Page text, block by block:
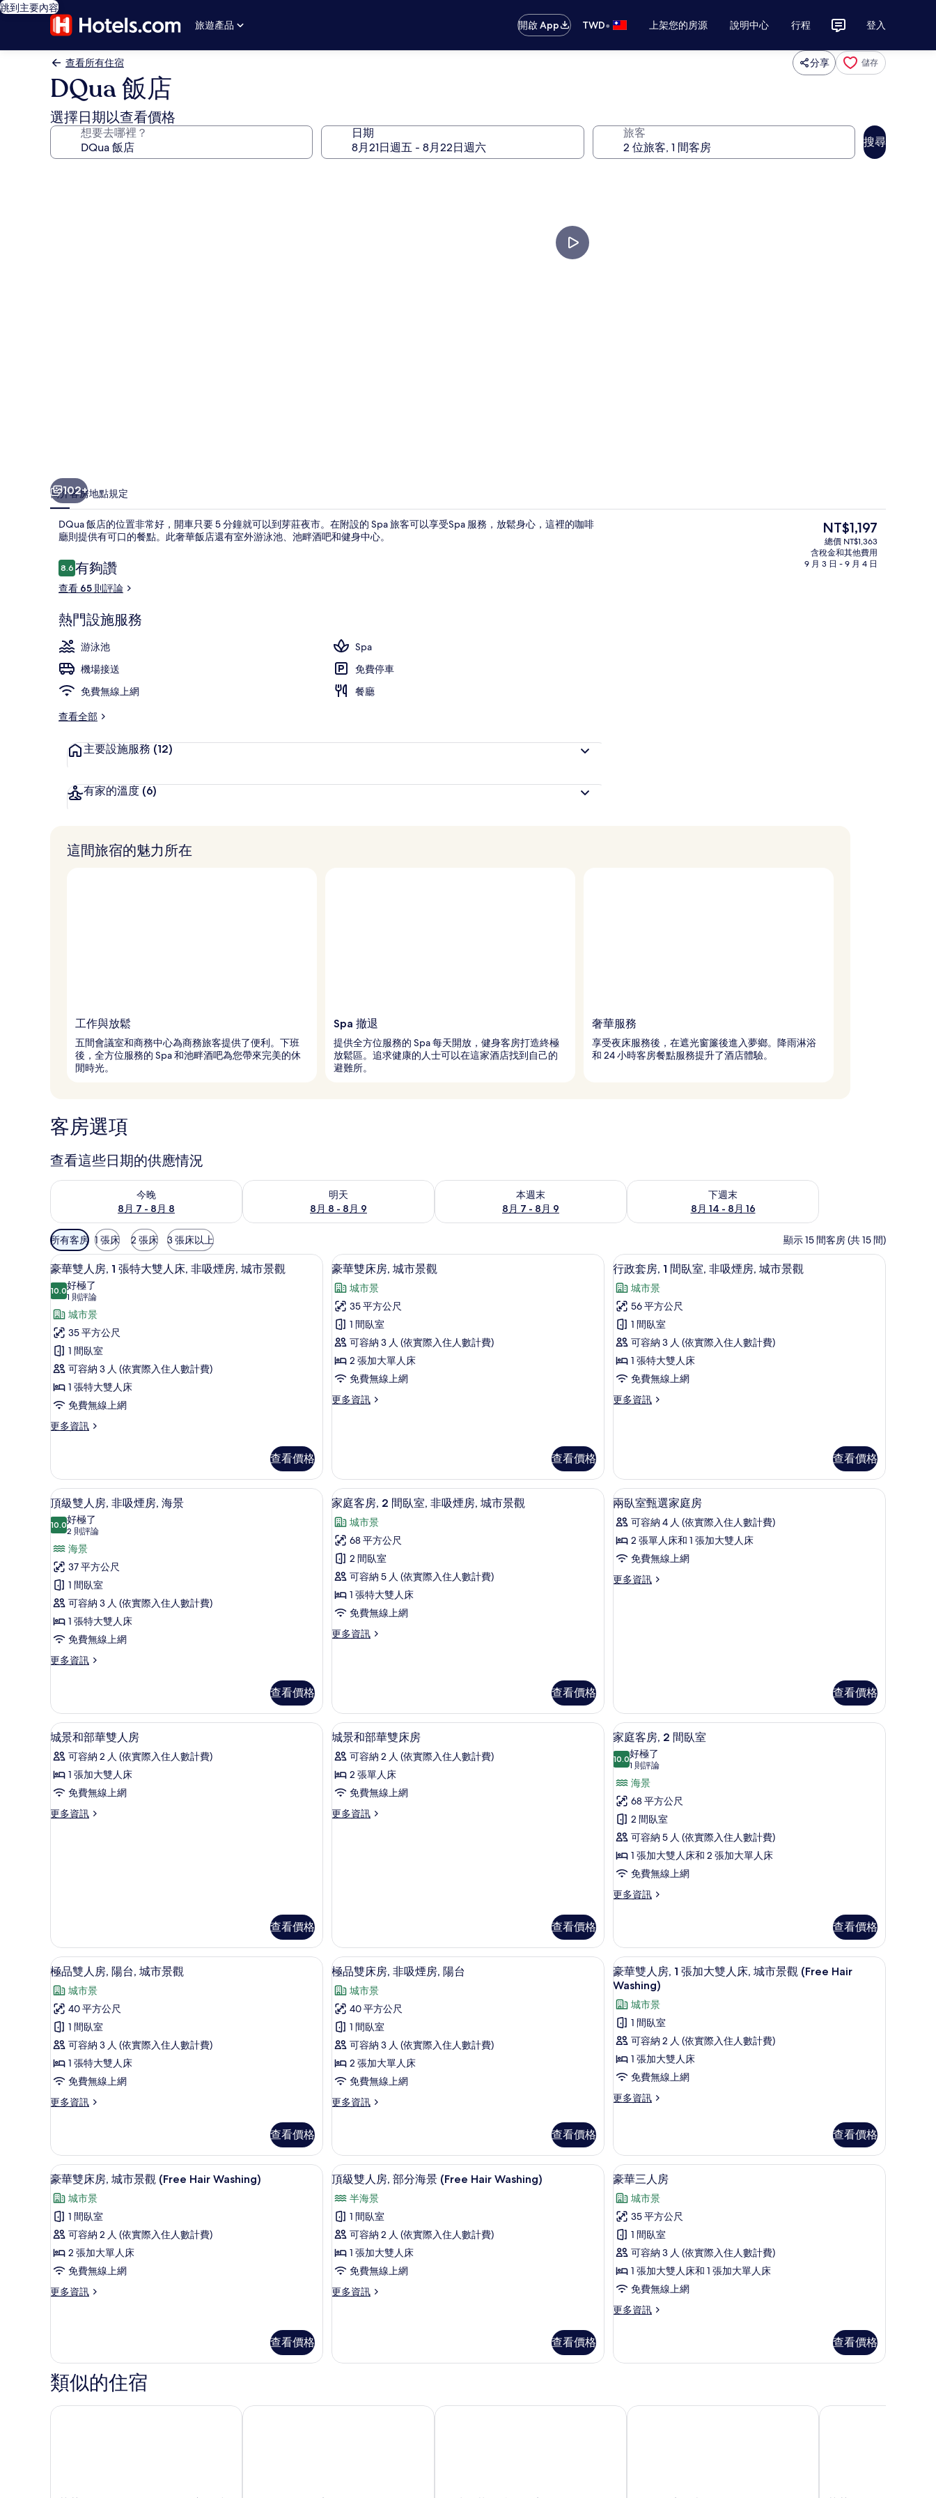
跳到主要內容
旅遊產品
開啟 App TWD• 上架您的房源 說明中心 行程 登入
查看所有住宿 分享 儲存
DQua 飯店
選擇日期以查看價格
想要去哪裡？ 日期 旅客
搜尋
室外游泳池，開放時間為 06:00 至 19:00，提供泳池遮陽傘和日光浴躺椅
吃到飽自助式早餐
102+
簡介客房地點規定
DQua 飯店的位置非常好，開車只要 5 分鐘就可以到芽莊夜市。在附設的 Spa 旅客可以享受Spa 服務，放鬆身心，這裡的咖啡
廳則提供有可口的餐點。此奢華飯店還有室外游泳池、池畔酒吧和健身中心。
評
論
8.68.6 分，滿分 10 分，
有夠讚
查看 65 則評論
熱門設施服務
游泳池
Spa
機場接送
免費停車
免費無線上網
餐廳
查看全部
主要設施服務 (12)
有家的溫度 (6)
目
前
的
價
NT$1,197
總價 NT$1,363
含稅金和其他費用
9 月 3 日 - 9 月 4 日
這間旅宿的魅力所在
工作與放鬆
五間會議室和商務中心為商務旅客提供了便利。下班
後，全方位服務的 Spa 和池畔酒吧為您帶來完美的休
閒時光。
Spa 撤退
提供全方位服務的 Spa 每天開放，健身客房打造終極
放鬆區。追求健康的人士可以在這家酒店找到自己的
避難所。
奢華服務
享受夜床服務後，在遮光窗簾後進入夢鄉。降雨淋浴
和 24 小時客房餐點服務提升了酒店體驗。
客房選項
查看這些日期的供應情況
今晚
8月 7 - 8月 8
查看今晚 (8月 7 - 8月 8) 的供應情況
明天
8月 8 - 8月 9
查看明天 (8月 8 - 8月 9) 的供應情況
本週末
8月 7 - 8月 9
查看本週末 (8月 7 - 8月 9) 的供應情況
下週末
8月 14 - 8月 16
查看下週末 (8月 14 - 8月 16) 的供應情況
可
用
的
客
房
篩
選
條
件
所有客房 1 張床 2 張床 3 張床以上 顯示 15 間客房 (共 15 間)
顯
示
豪
華
雙
人
房,
1
張
特
人
床,
非
吸
煙
房,
城
市
景
觀
的
相
片
迷你吧、客房內保險箱、書桌、筆電工作空間
12
豪華雙人房, 1 張特大雙人床, 非吸煙房, 城市景觀
10.010.0 分，滿分 10 分
好極了
1 則評論
(1
則
評
論)
城市景
35 平方公尺
1 間臥室
可容納 3 人 (依實際入住人數計費)
1 張特大雙人床
免費無線上網
更多資訊
更
雙
人
房,
張
大
雙
人
床,
非
煙
房,
市
詳
情
查看價格
顯
示
豪
華
雙
床
房,
市
所
有
相
片
迷你吧、客房內保險箱、書桌、筆電工作空間
10
豪華雙床房, 城市景觀
城市景
35 平方公尺
1 間臥室
可容納 3 人 (依實際入住人數計費)
2 張加大單人床
免費無線上網
更多資訊
更
房,
城
市
景
觀
的
詳
情
查看價格
顯
示
行
政
套
房,
1
間
臥
煙
房,
城
市
景
觀
的
行政套房, 1 間臥室, 非吸煙房, 城市景觀 | 迷
15
行政套房, 1 間臥室, 非吸煙房, 城市景觀
城市景
56 平方公尺
1 間臥室
可容納 3 人 (依實際入住人數計費)
1 張特大雙人床
免費無線上網
更多資訊
更
1
間
臥
室,
非
吸
房,
城
市
查看價格
顯
示
頂
級
雙
人
房,
非
吸
煙
景
的
所
有
相
22
頂級雙人房, 非吸煙房, 海景
10.010.0 分，滿分 10 分
好極了
2 則評論
(2
則
評
論)
海景
37 平方公尺
1 間臥室
可容納 3 人 (依實際入住人數計費)
1 張特大雙人床
免費無線上網
更多資訊
更
雙
人
房,
吸
煙
海
景
的
查看價格
顯
示
家
庭
客
房,
2
間
臥
煙
房,
城
市
景
觀
的
14
家庭客房, 2 間臥室, 非吸煙房, 城市景觀
城市景
68 平方公尺
2 間臥室
可容納 5 人 (依實際入住人數計費)
1 張特大雙人床
免費無線上網
更多資訊
更
2
間
臥
室,
非
吸
房,
城
市
查看價格
顯
示
兩
臥
甄
有
相
片
迷你吧、客房內保險箱、書桌、筆電工作空間
9
兩臥室甄選家庭房
可容納 4 人 (依實際入住人數計費)
2 張單人床和 1 張加大雙人床
免費無線上網
更多資訊
更
的
詳
情
查看價格
顯
示
城
景
部
有
相
片
迷你吧、客房內保險箱、書桌、筆電工作空間
13
城景和部華雙人房
可容納 2 人 (依實際入住人數計費)
1 張加大雙人床
免費無線上網
更多資訊
更
的
詳
情
查看價格
顯
示
城
景
部
有
相
片
迷你吧、客房內保險箱、書桌、筆電工作空間
18
城景和部華雙床房
可容納 2 人 (依實際入住人數計費)
2 張單人床
免費無線上網
更多資訊
更
的
詳
情
查看價格
顯
示
家
庭
客
房,
2
間
臥
室
有
相
片
迷你吧、客房內保險箱、書桌、筆電工作空間
9
家庭客房, 2 間臥室
10.010.0 分，滿分 10 分
好極了
1 則評論
(1
則
評
論)
海景
68 平方公尺
2 間臥室
可容納 5 人 (依實際入住人數計費)
1 張加大雙人床和 2 張加大單人床
免費無線上網
更多資訊
更
客
房,
2
間
室
的
詳
情
查看價格
顯
示
極
品
雙
人
房,
台,
市
景
觀
的
所
有
相
片
迷你吧、客房內保險箱、書桌、筆電工作空間
5
極品雙人房, 陽台, 城市景觀
城市景
40 平方公尺
1 間臥室
可容納 3 人 (依實際入住人數計費)
1 張特大雙人床
免費無線上網
更多資訊
更
雙
人
房,
台,
城
市
景
觀
的
詳
情
查看價格
顯
示
極
品
雙
床
房,
吸
房,
陽
台
的
所
有
相
片
迷你吧、客房內保險箱、書桌、筆電工作空間
8
極品雙床房, 非吸煙房, 陽台
城市景
40 平方公尺
1 間臥室
可容納 3 人 (依實際入住人數計費)
2 張加大單人床
免費無線上網
更多資訊
更
雙
床
房,
非
吸
煙
房,
陽
台
的
詳
情
查看價格
顯
示
豪
華
雙
人
房,
1
張
大
雙
人
床,
城
市
景
觀
(Free
Hair
Washing)
所
片
迷你吧、客房內保險箱、書桌、筆電工作空間
11
豪華雙人房, 1 張加大雙人床, 城市景觀 (Free Hair
Washing)
城市景
1 間臥室
可容納 2 人 (依實際入住人數計費)
1 張加大雙人床
免費無線上網
更多資訊
更
雙
房,
1
張
加
大
雙
人
床,
城
市
觀
的
查看價格
顯
示
豪
華
雙
床
城
觀
(Free
Hair
Washing)
的
迷你吧、客房內保險箱、書桌、筆電工作空間
9
豪華雙床房, 城市景觀 (Free Hair Washing)
城市景
1 間臥室
可容納 2 人 (依實際入住人數計費)
2 張加大單人床
免費無線上網
更多資訊
更
床
房,
城
市
景
觀
查看價格
顯
示
頂
級
雙
人
部
景
Washing)
迷你吧、客房內保險箱、書桌、筆電工作空間
22
頂級雙人房, 部分海景 (Free Hair Washing)
半海景
1 間臥室
可容納 2 人 (依實際入住人數計費)
1 張加大雙人床
免費無線上網
更多資訊
更
人
房,
海
查看價格
顯
示
豪
華
三
人
房
所
相
豪華三人房 | 迷你吧、客房內保險箱、書桌、
4
豪華三人房
城市景
35 平方公尺
1 間臥室
可容納 3 人 (依實際入住人數計費)
1 張加大雙人床和 1 張加大單人床
免費無線上網
更多資訊
更
三
詳
查看價格
類似的住宿
芽莊 Vinpearl Beachfront 度假村 頂級哈瓦納飯店 孟清奢華溫特魯飯店 TTC 飯店 - 米奇里亞 芽莊Vinpearl帝國飯店